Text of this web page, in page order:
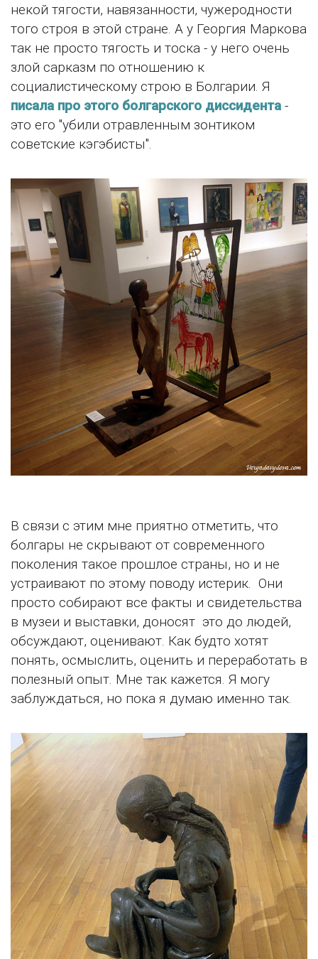
некой тягости, навязанности, чужеродности
того строя в этой стране. А у Георгия Маркова
так не просто тягость и тоска - у него очень
злой сарказм по отношению к
социалистическому строю в Болгарии. Я
писала про этого болгарского диссидента-
это его "убили отравленным зонтиком
советские кэгэбисты".
В связи с этим мне приятно отметить, что
болгары не скрывают от современного
поколения такое прошлое страны, но и не
устраивают по этому поводу истерик. Они
просто собирают все факты и свидетельства
в музеи и выставки, доносят это до людей,
обсуждают, оценивают. Как будто хотят
понять, осмыслить, оценить и переработать в
полезный опыт. Мне так кажется. Я могу
заблуждаться, но пока я думаю именно так.